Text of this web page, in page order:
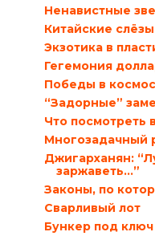
Ненавистные
Китайские слёзы
Экзотика в
Гегемония
Победы в
“Задорные”
Что посмотреть
Многозадачный
Джигарханян:
заржаветь…”
Законы, по
Сварливый лот
Бункер под ключ